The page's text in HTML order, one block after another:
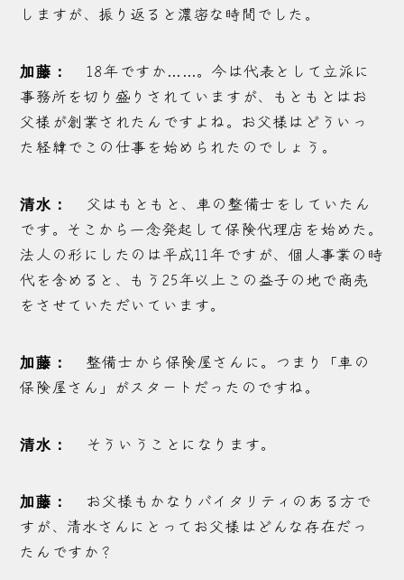
しますが、振り返ると濃密な時間でした。
加藤：
18年ですか……。今は代表として立派に
事務所を切り盛りされていますが、もともとはお
父様が創業されたんですよね。お父様はどういっ
た経緯でこの仕事を始められたのでしょう。
清水：
父はもともと、車の整備士をしていたん
です。そこから一念発起して保険代理店を始めた。
法人の形にしたのは平成11年ですが、個人事業の時
代を含めると、もう25年以上この益子の地で商売
をさせていただいています。
加藤：
整備士から保険屋さんに。つまり「車の
保険屋さん」がスタートだったのですね。
清水： そういうことになります。
加藤：
お父様もかなりバイタリティのある方で
すが、清水さんにとってお父様はどんな存在だっ
たんですか？